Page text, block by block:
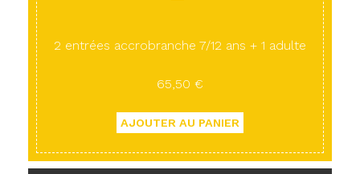
2 entrées accrobranche 7/12 ans + 1 adulte
65,50 €